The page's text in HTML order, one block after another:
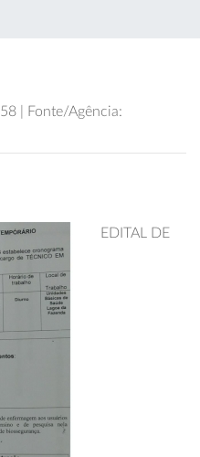
| Fonte/Agência:
EDITAL DE